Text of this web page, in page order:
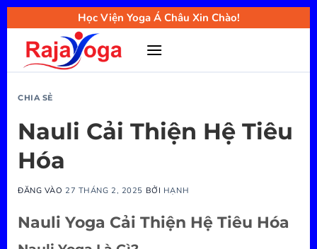
Bỏ
qua
nội
Học Viện Yoga Á Châu Xin Chào!
CHIA SẺ
Nauli Cải Thiện Hệ Tiêu
Hóa
ĐĂNG VÀO 27 THÁNG 2, 2025 BỞI HẠNH
Nauli Yoga Cải Thiện Hệ Tiêu Hóa